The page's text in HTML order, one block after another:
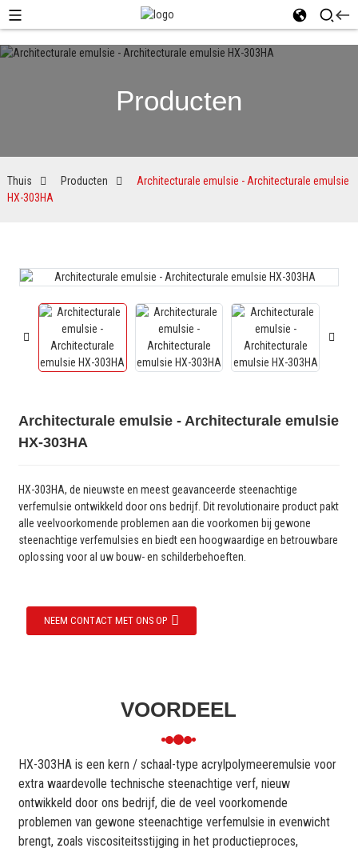
Producten
Thuis Producten
Architecturale emulsie - Architecturale emulsie
HX-303HA
Architecturale emulsie - Architecturale emulsie
HX-303HA
HX-303HA, de nieuwste en meest geavanceerde steenachtige
verfemulsie ontwikkeld door ons bedrijf. Dit revolutionaire product pakt
alle veelvoorkomende problemen aan die voorkomen bij gewone
steenachtige verfemulsies en biedt een hoogwaardige en betrouwbare
oplossing voor al uw bouw- en schilderbehoeften.
NEEM CONTACT MET ONS OP
VOORDEEL
HX-303HA is een kern / schaal-type acrylpolymeeremulsie voor
extra waardevolle technische steenachtige verf, nieuw
ontwikkeld door ons bedrijf, die de veel voorkomende
problemen van gewone steenachtige verfemulsie in evenwicht
brengt, zoals viscositeitsstijging in het productieproces,